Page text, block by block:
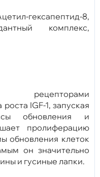
гексапептид-8,
комплекс,
рецепторами
IGF-1, запуская
обновления и
пролиферацию
обновления клеток
он значительно
и гусиные лапки.